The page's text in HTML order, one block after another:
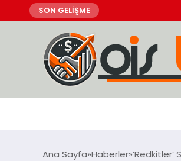
SON GELİŞME
Ana Sayfa Haberler